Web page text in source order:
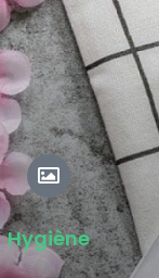
Hygiène